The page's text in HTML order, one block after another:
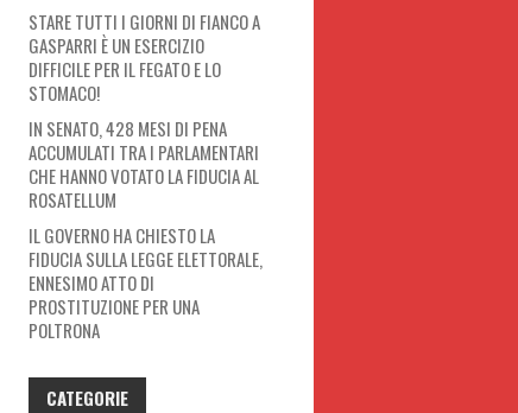
STARE TUTTI I GIORNI DI FIANCO A
GASPARRI È UN ESERCIZIO
DIFFICILE PER IL FEGATO E LO
STOMACO!
IN SENATO, 428 MESI DI PENA
ACCUMULATI TRA I PARLAMENTARI
CHE HANNO VOTATO LA FIDUCIA AL
ROSATELLUM
IL GOVERNO HA CHIESTO LA
FIDUCIA SULLA LEGGE ELETTORALE,
ENNESIMO ATTO DI
PROSTITUZIONE PER UNA
POLTRONA
CATEGORIE